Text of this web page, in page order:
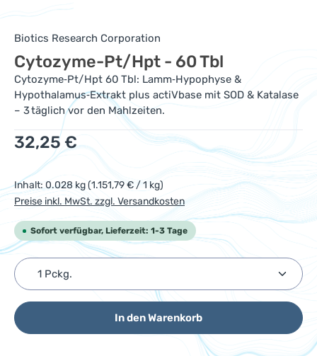
Biotics Research Corporation
Cytozyme-Pt/Hpt - 60 Tbl
Cytozyme‑Pt/Hpt 60 Tbl: Lamm‑Hypophyse &
Hypothalamus‑Extrakt plus actiVbase mit SOD & Katalase
– 3 täglich vor den Mahlzeiten.
Regulärer Preis:
32,25 €
Inhalt: 0.028 kg(1.151,79 € / 1 kg)
Preise inkl. MwSt. zzgl. Versandkosten
Sofort verfügbar, Lieferzeit: 1-3 Tage
Produkt Anzahl: Gib den gewünschten Wert ein
In den Warenkorb